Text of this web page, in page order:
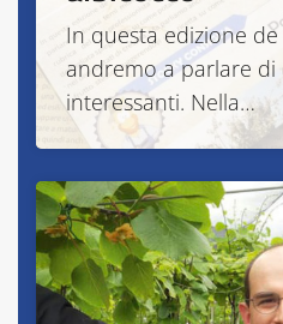
In questa edizione
andremo a parlare
interessanti. Nella…